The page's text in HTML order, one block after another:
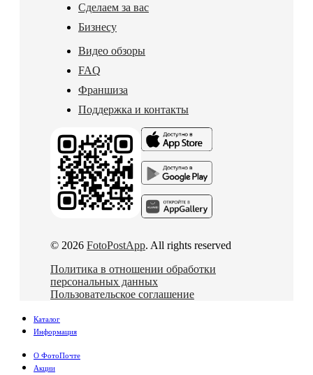
Сделаем за вас
Бизнесу
Видео обзоры
FAQ
Франшиза
Поддержка и контакты
© 2026 FotoPostApp. All rights reserved
Политика в отношении обработки
персональных данных
Пользовательское соглашение
Каталог
Информация
О ФотоПочте
Акции